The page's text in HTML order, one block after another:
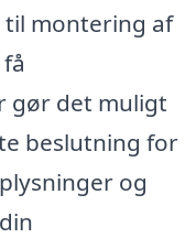
montering af
gør det muligt
beslutning for
og